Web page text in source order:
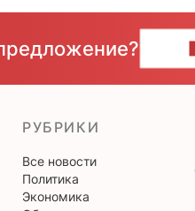
РУБРИКИ
Все новости
Политика
Экономика